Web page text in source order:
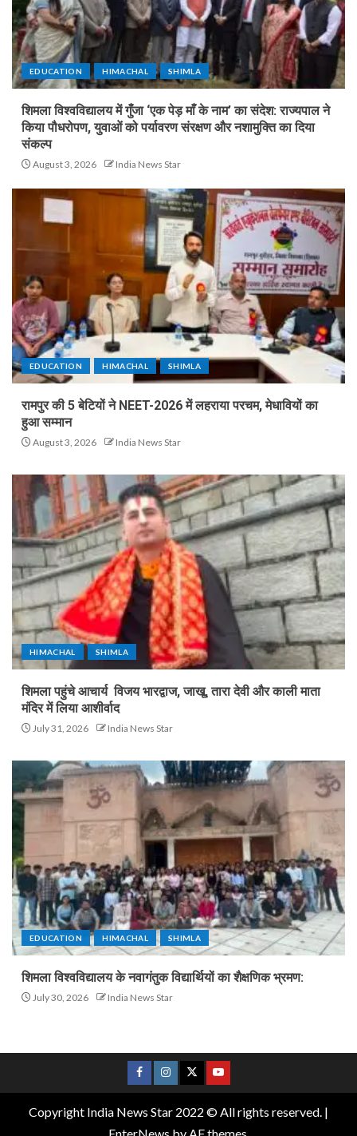
EDUCATION HIMACHAL SHIMLA
शिमला विश्वविद्यालय में गुँजा ‘एक पेड़ माँ के नाम’ का संदेश: राज्यपाल ने
किया पौधरोपण, युवाओं को पर्यावरण संरक्षण और नशामुक्ति का दिया
संकल्प
August 3, 2026 India News Star
EDUCATION HIMACHAL SHIMLA
रामपुर की 5 बेटियों ने NEET-2026 में लहराया परचम, मेधावियों का
हुआ सम्मान
August 3, 2026 India News Star
HIMACHAL SHIMLA
शिमला पहुंचे आचार्य विजय भारद्वाज, जाखू, तारा देवी और काली माता
मंदिर में लिया आशीर्वाद
July 31, 2026 India News Star
EDUCATION HIMACHAL SHIMLA
शिमला विश्वविद्यालय के नवागंतुक विद्यार्थियों का शैक्षणिक भ्रमण:
July 30, 2026 India News Star
Copyright India News Star 2022 © All rights reserved. |